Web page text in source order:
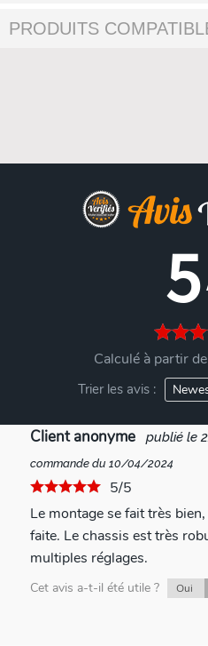
PRODUITS
5
Calculé à partir
Trier les avis :
Client anonyme publié le
commande du 10/04/2024
5/5
Le montage se fait très
faite. Le chassis est très
multiples réglages.
Cet avis a-t-il été utile ? Oui